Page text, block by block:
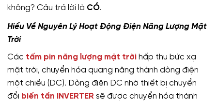
không? Câu trả lời là CÓ.
Hiểu Về Nguyên Lý Hoạt Động Điện Năng Lượng Mặt
Trời
Các tấm pin năng lượng mặt trời hấp thu bức xạ
mặt trời, chuyển hóa quang năng thành dòng điện
một chiều (DC). Dòng điện DC nhờ thiết bị chuyển
đổi biến tần INVERTER sẽ được chuyển hóa thành